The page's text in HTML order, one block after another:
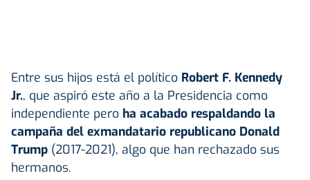
Entre sus hijos está el político Robert F. Kennedy
Jr., que aspiró este año a la Presidencia como
independiente pero ha acabado respaldando la
campaña del exmandatario republicano Donald
Trump (2017-2021), algo que han rechazado sus
hermanos.